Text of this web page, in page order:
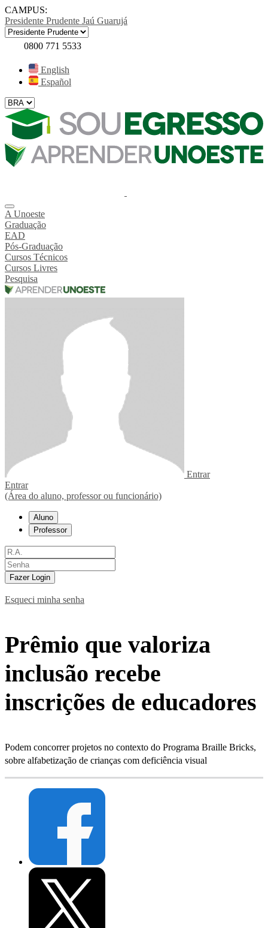
CAMPUS:
Presidente Prudente Jaú Guarujá
0800 771 5533
English
Español
A Unoeste
Graduação
EAD
Pós-Graduação
Cursos Técnicos
Cursos Livres
Pesquisa
Entrar
Entrar
(Área do aluno, professor ou funcionário)
Aluno
Professor
Fazer Login
Esqueci minha senha
Prêmio que valoriza
inclusão recebe
inscrições de educadores
Podem concorrer projetos no contexto do Programa Braille Bricks,
sobre alfabetização de crianças com deficiência visual